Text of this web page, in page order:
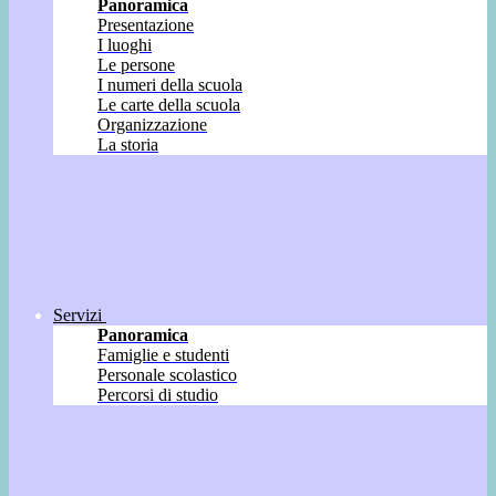
Panoramica
Presentazione
I luoghi
Le persone
I numeri della scuola
Le carte della scuola
Organizzazione
La storia
Servizi
Panoramica
Famiglie e studenti
Personale scolastico
Percorsi di studio